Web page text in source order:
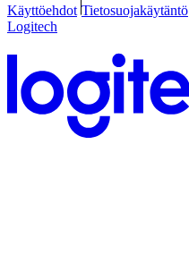
Käyttöehdot Tietosuojakäytäntö
Logitech